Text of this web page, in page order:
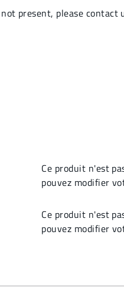
Ce produit n'est
pouvez modifier
Ce produit n'est
pouvez modifier